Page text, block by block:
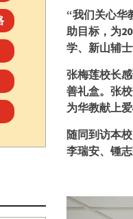
“我们关心华
助目标，为
学、新山辅
张梅莲校长
善礼盒。张
为华教献上
随同到访本
李瑞安、锺